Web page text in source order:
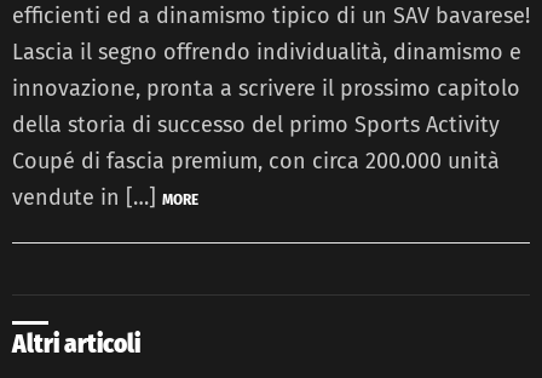
efficienti ed a dinamismo tipico di un SAV bavarese!
Lascia il segno offrendo individualità, dinamismo e
innovazione, pronta a scrivere il prossimo capitolo
della storia di successo del primo Sports Activity
Coupé di fascia premium, con circa 200.000 unità
vendute in […] MORE
Altri articoli